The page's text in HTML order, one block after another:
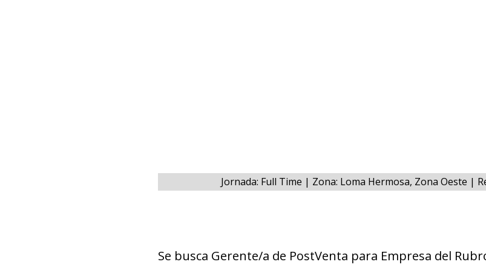
Jornada: Full Time | Zona: Loma Hermosa, Zona Oeste |
Se busca Gerente/a de PostVenta para Empresa del